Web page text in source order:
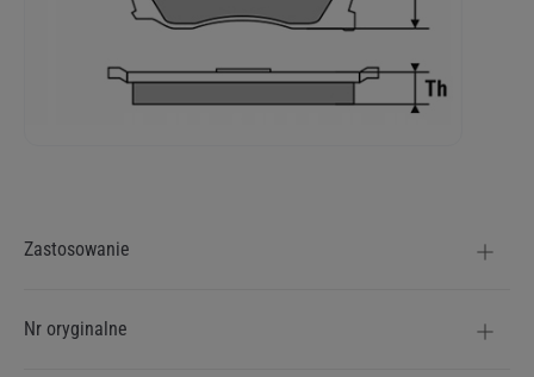
Zastosowanie
Nr oryginalne